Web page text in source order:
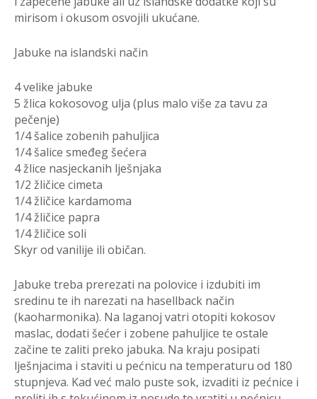
mirisom i okusom osvojili ukućane.
Jabuke na islandski način
4 velike jabuke
5 žlica kokosovog ulja (plus malo više za tavu za
pečenje)
1/4 šalice zobenih pahuljica
1/4 šalice smeđeg šećera
4 žlice nasjeckanih lješnjaka
1/2 žličice cimeta
1/4 žličice kardamoma
1/4 žličice papra
1/4 žličice soli
Skyr od vanilije ili običan.
Jabuke treba prerezati na polovice i izdubiti im
sredinu te ih narezati na hasellback način
(kaoharmonika). Na laganoj vatri otopiti kokosov
maslac, dodati šećer i zobene pahuljice te ostale
začine te zaliti preko jabuka. Na kraju posipati
lješnjacima i staviti u pećnicu na temperaturu od 180
stupnjeva. Kad već malo puste sok, izvaditi iz pećnice i